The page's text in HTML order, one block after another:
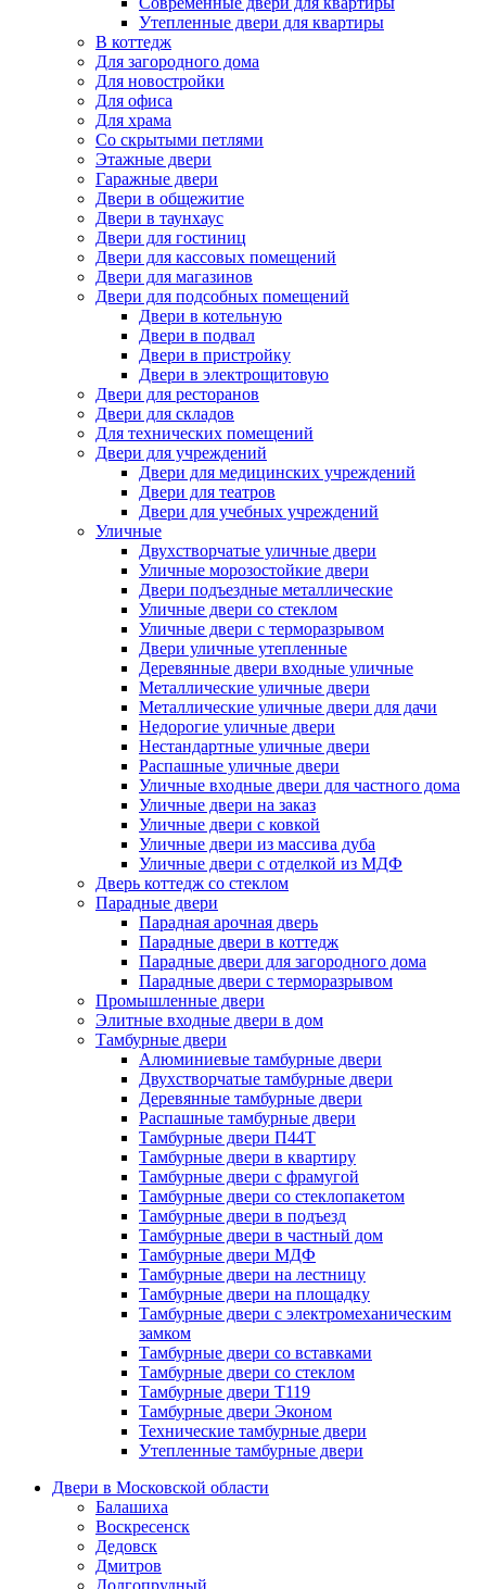
Утепленные двери для квартиры
В коттедж
Для загородного дома
Для новостройки
Для офиса
Для храма
Со скрытыми петлями
Этажные двери
Гаражные двери
Двери в общежитие
Двери в таунхаус
Двери для гостиниц
Двери для кассовых помещений
Двери для магазинов
Двери для подсобных помещений
Двери в котельную
Двери в подвал
Двери в пристройку
Двери в электрощитовую
Двери для ресторанов
Двери для складов
Для технических помещений
Двери для учреждений
Двери для медицинских учреждений
Двери для театров
Двери для учебных учреждений
Уличные
Двухстворчатые уличные двери
Уличные морозостойкие двери
Двери подъездные металлические
Уличные двери со стеклом
Уличные двери с терморазрывом
Двери уличные утепленные
Деревянные двери входные уличные
Металлические уличные двери
Металлические уличные двери для дачи
Недорогие уличные двери
Нестандартные уличные двери
Распашные уличные двери
Уличные входные двери для частного дома
Уличные двери на заказ
Уличные двери с ковкой
Уличные двери из массива дуба
Уличные двери с отделкой из МДФ
Дверь коттедж со стеклом
Парадные двери
Парадная арочная дверь
Парадные двери в коттедж
Парадные двери для загородного дома
Парадные двери с терморазрывом
Промышленные двери
Элитные входные двери в дом
Тамбурные двери
Алюминиевые тамбурные двери
Двухстворчатые тамбурные двери
Деревянные тамбурные двери
Распашные тамбурные двери
Тамбурные двери П44Т
Тамбурные двери в квартиру
Тамбурные двери с фрамугой
Тамбурные двери со стеклопакетом
Тамбурные двери в подъезд
Тамбурные двери в частный дом
Тамбурные двери МДФ
Тамбурные двери на лестницу
Тамбурные двери на площадку
Тамбурные двери с электромеханическим
замком
Тамбурные двери со вставками
Тамбурные двери со стеклом
Тамбурные двери Т119
Тамбурные двери Эконом
Технические тамбурные двери
Утепленные тамбурные двери
Двери в Московской области
Балашиха
Воскресенск
Дедовск
Дмитров
Долгопрудный